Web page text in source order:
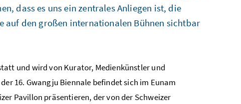
dass es uns ein zentrales Anliegen ist, die
auf den großen internationalen Bühnen sichtbar
und wird von Kurator, Medienkünstler und
16. Gwangju Biennale befindet sich im Eunam
Pavillon präsentieren, der von der Schweizer